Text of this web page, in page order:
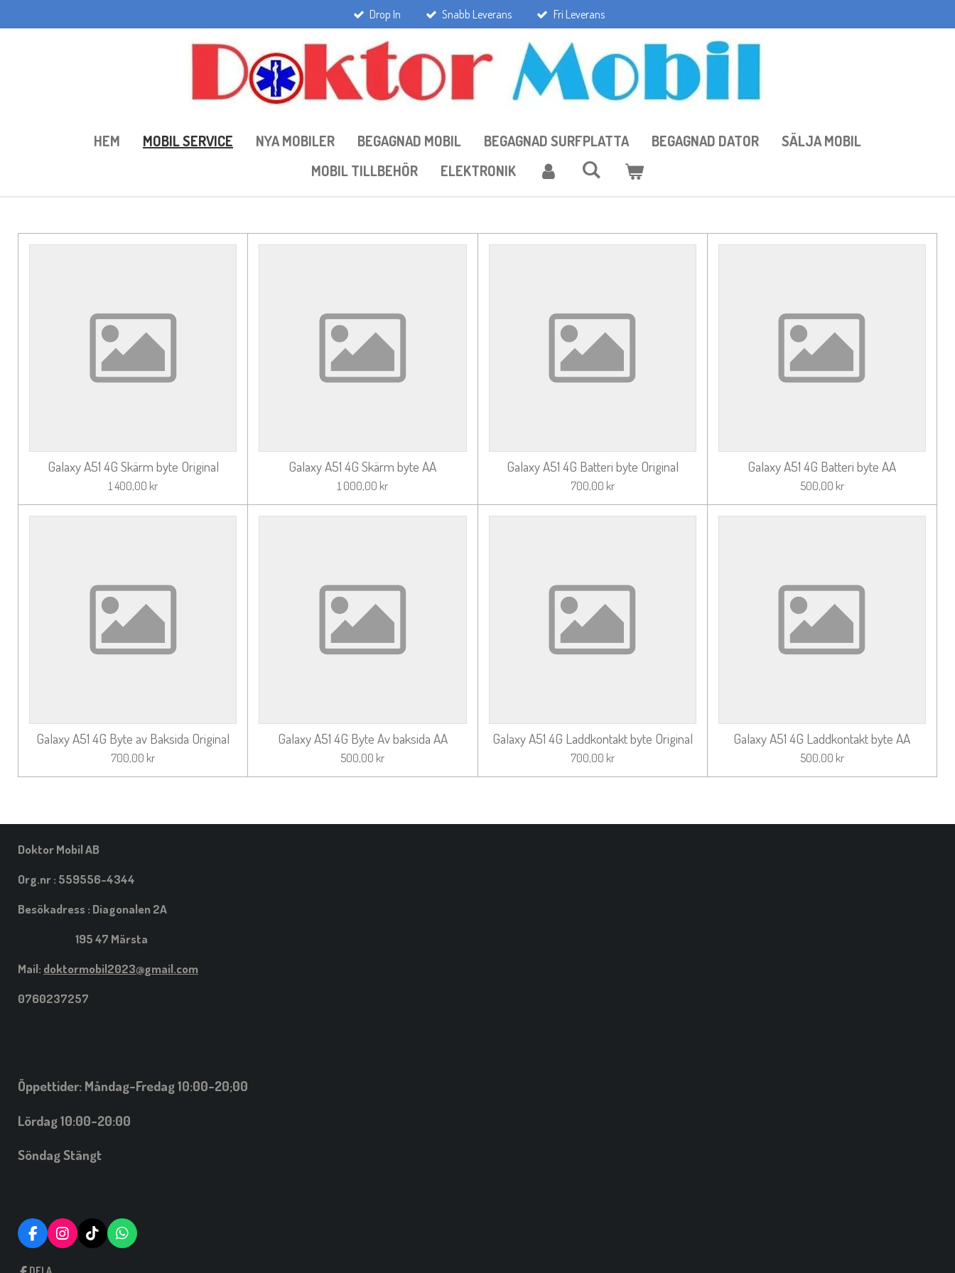
till
Drop In Snabb Leverans Fri Leverans
HEM MOBIL SERVICE NYA MOBILER BEGAGNAD MOBIL BEGAGNAD SURFPLATTA BEGAGNAD DATOR
SÄLJA MOBIL
MOBIL TILLBEHÖR
ELEKTRONIK
Galaxy A51 4G Skärm byte Original
1 400,00 kr
Galaxy A51 4G Skärm byte AA
1 000,00 kr
Galaxy A51 4G Batteri byte Original
700,00 kr
Galaxy A51 4G Batteri byte AA
500,00 kr
Galaxy A51 4G Byte av Baksida Original
700,00 kr
Galaxy A51 4G Byte Av baksida AA
500,00 kr
Galaxy A51 4G Laddkontakt byte Original
700,00 kr
Galaxy A51 4G Laddkontakt byte AA
500,00 kr
Doktor Mobil AB
Org.nr : 559556-4344
Besökadress : Diagonalen 2A
195 47 Märsta
Mail: doktormobil2023@gmail.com
0760237257
Öppettider: Måndag-Fredag 10:00-20;00
Lördag 10:00-20:00
Söndag Stängt
F
A
C
I
N
T
I
W
H
DELA